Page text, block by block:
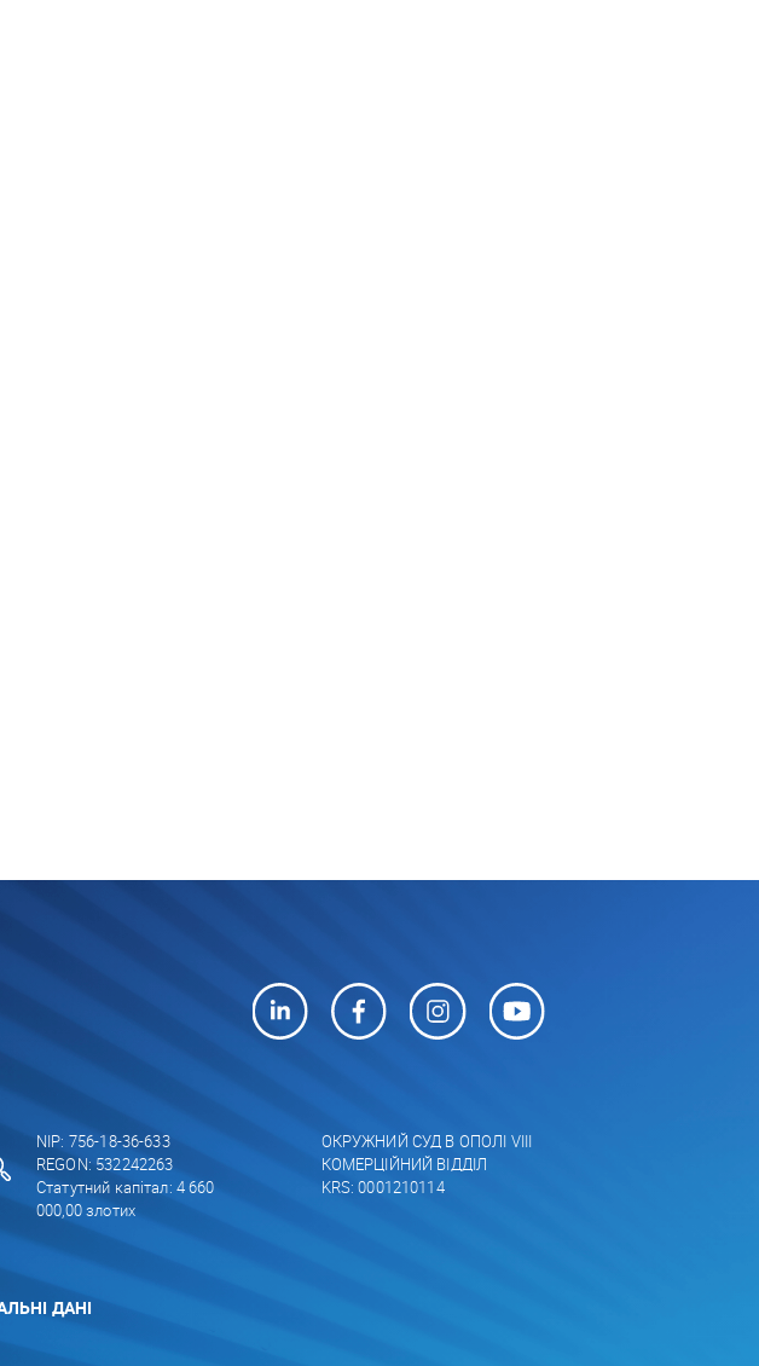
NIP: 756-18-36-633
REGON: 532242263
Статутний капітал: 4 660
000,00 злотих
ОКРУЖНИЙ СУД В ОПОЛІ VIII
КОМЕРЦІЙНИЙ ВІДДІЛ
KRS: 0001210114
ДАНІ